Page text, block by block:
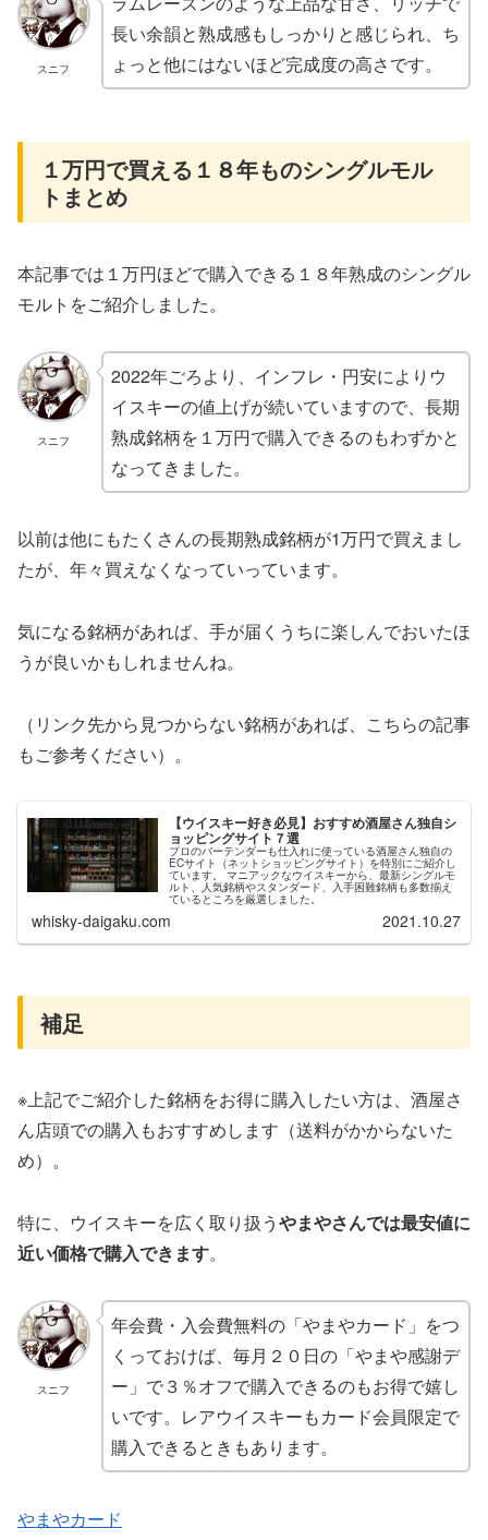
スニフ
長い余韻と熟成感もしっかりと感じられ、ち
ょっと他にはないほど完成度の高さです。
１万円で買える１８年ものシングルモル
トまとめ
本記事では１万円ほどで購入できる１８年熟成のシングル
モルトをご紹介しました。
スニフ
2022年ごろより、インフレ・円安によりウ
イスキーの値上げが続いていますので、長期
熟成銘柄を１万円で購入できるのもわずかと
なってきました。
以前は他にもたくさんの長期熟成銘柄が1万円で買えまし
たが、年々買えなくなっていっています。
気になる銘柄があれば、手が届くうちに楽しんでおいたほ
うが良いかもしれませんね。
（リンク先から見つからない銘柄があれば、こちらの記事
もご参考ください）。
【ウイスキー好き必見】おすすめ酒屋さん独自シ
ョッピングサイト７選
プロのバーテンダーも仕入れに使っている酒屋さん独自の
ECサイト（ネットショッピングサイト）を特別にご紹介し
ています。 マニアックなウイスキーから、最新シングルモ
ルト、人気銘柄やスタンダード、入手困難銘柄も多数揃え
ているところを厳選しました。
whisky-daigaku.com 2021.10.27
補足
※上記でご紹介した銘柄をお得に購入したい方は、酒屋さ
ん店頭での購入もおすすめします（送料がかからないた
め）。
特に、ウイスキーを広く取り扱うやまやさんでは最安値に
近い価格で購入できます。
スニフ
年会費・入会費無料の「やまやカード」をつ
くっておけば、毎月２０日の「やまや感謝デ
ー」で３％オフで購入できるのもお得で嬉し
いです。レアウイスキーもカード会員限定で
購入できるときもあります。
やまやカード